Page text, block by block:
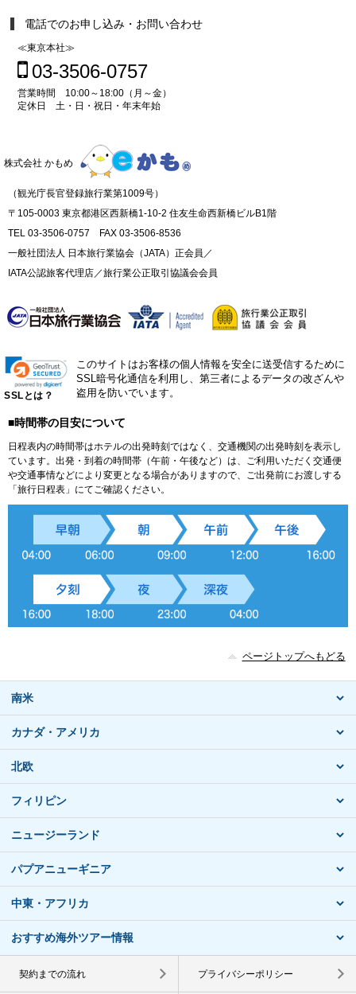
電話でのお申し込み・お問い合わせ
≪東京本社≫
03-3506-0757
営業時間 10:00～18:00（月～金）
定休日 土・日・祝日・年末年始
株式会社 かもめ
（観光庁長官登録旅行業第1009号）
〒105-0003 東京都港区西新橋1-10-2 住友生命西新橋ビルB1階
TEL 03-3506-0757 FAX 03-3506-8536
一般社団法人 日本旅行業協会（JATA）正会員／
IATA公認旅客代理店／旅行業公正取引協議会会員
SSLとは？
このサイトはお客様の個人情報を安全に送受信するために
SSL暗号化通信を利用し、第三者によるデータの改ざんや
盗用を防いでいます。
■時間帯の目安について
日程表内の時間帯はホテルの出発時刻ではなく、交通機関の出発時刻を表示し
ています。出発・到着の時間帯（午前・午後など）は、ご利用いただく交通便
や交通事情などにより変更となる場合がありますので、ご出発前にお渡しする
「旅行日程表」にてご確認ください。
ページトップへもどる
南米
カナダ・アメリカ
北欧
フィリピン
ニュージーランド
パプアニューギニア
中東・アフリカ
おすすめ海外ツアー情報
契約までの流れ プライバシーポリシー